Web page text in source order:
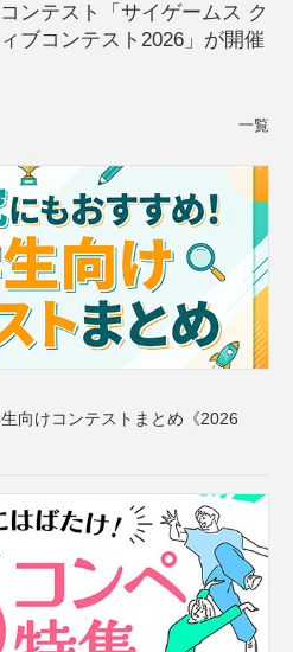
ンテスト「サイゲームス ク
ブコンテスト2026」が開催
一覧
向けコンテストまとめ《2026